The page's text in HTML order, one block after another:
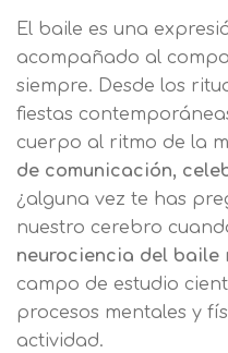
El baile es una
acompañado al
siempre. Desde los
fiestas
cuerpo al ritmo de la
de comunicación,
¿alguna vez te has
nuestro cerebro
neurociencia del baile
campo de estudio
procesos mentales y
actividad.